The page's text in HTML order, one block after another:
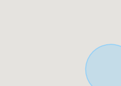
○ TV門電話新製○House清洗